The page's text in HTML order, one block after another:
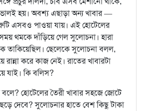
হয়। অবশ্য এছাড়া অন্য খাবার —
এসবও পাওয়া যায়। এই হোটেলের
থমকে দাঁড়িয়ে গেল সুলোচনা। হারা
তাকিয়েছিল। ছেলেকে সুলোচনা বলল,
করে কাজ নেই। রাতের খাবারটা
যাই। কি বলিস?
হোটেলের তৈরী খাবার সহজে জোটে
দেবে? সুলোচনার হাতে বেশ কিছু টাকা